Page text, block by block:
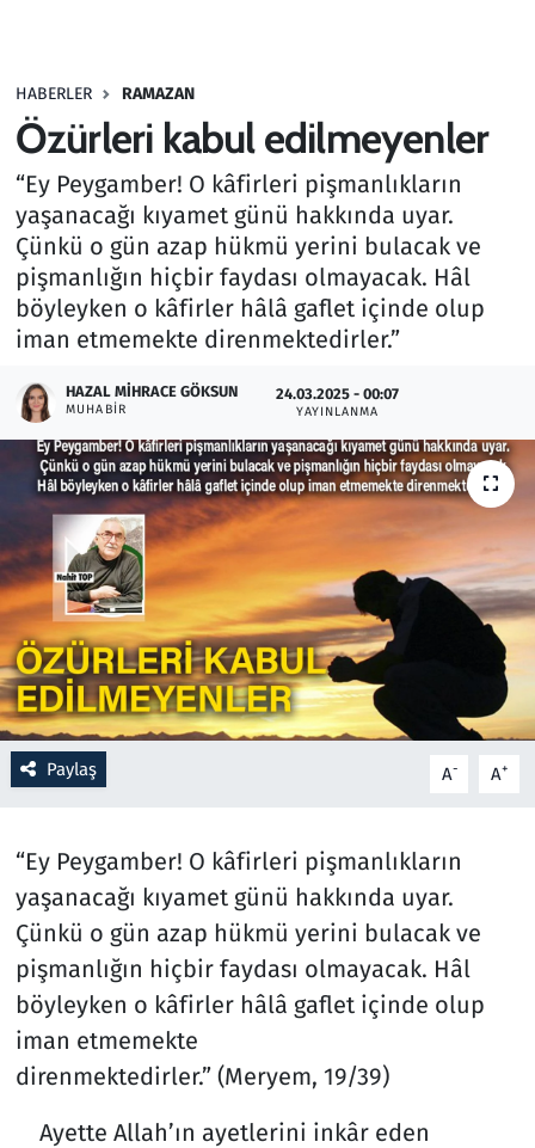
HABERLER RAMAZAN
Özürleri kabul edilmeyenler
“Ey Peygamber! O kâfirleri pişmanlıkların
yaşanacağı kıyamet günü hakkında uyar.
Çünkü o gün azap hükmü yerini bulacak ve
pişmanlığın hiçbir faydası olmayacak. Hâl
böyleyken o kâfirler hâlâ gaflet içinde olup
iman etmemekte direnmektedirler.”
HAZAL MIHRACE GÖKSUN
MUHABIR
24.03.2025 - 00:07
YAYINLANMA
Paylaş A- A+
“Ey Peygamber! O kâfirleri pişmanlıkların
yaşanacağı kıyamet günü hakkında uyar.
Çünkü o gün azap hükmü yerini bulacak ve
pişmanlığın hiçbir faydası olmayacak. Hâl
böyleyken o kâfirler hâlâ gaflet içinde olup
iman etmemekte
direnmektedirler.” (Meryem, 19/39)
Ayette Allah’ın ayetlerini inkâr eden
Haber
Kurumsal Haberler
Lezzet Durağı
Memur ve Kamu
Otomobil
Oyun
Ramazan
Resmi İlanlar
Rüya Tabirleri
Sağlık
Savunma Sanayi
Spor
Teknoloji ve Bilim
Televizyon